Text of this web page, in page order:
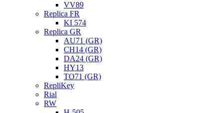
VV89
Replica FR
KI 574
Replica GR
AU71 (GR)
CH14 (GR)
DA24 (GR)
HY13
TO71 (GR)
RepliKey
Rial
RW